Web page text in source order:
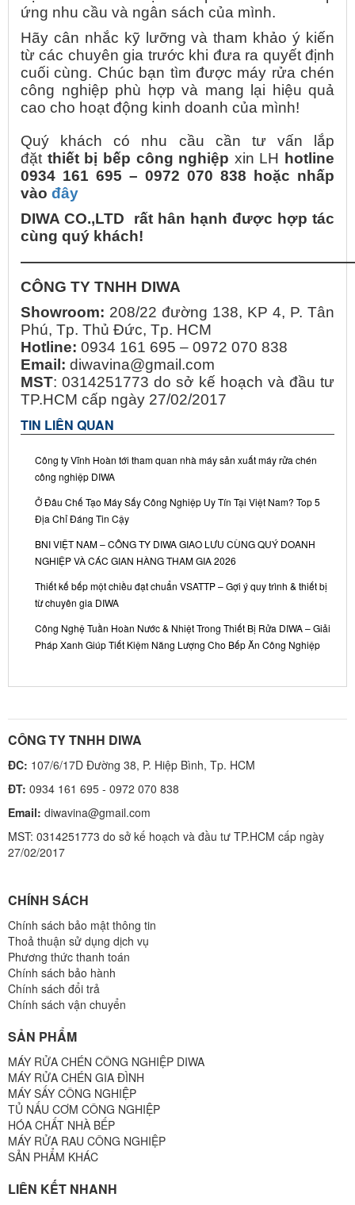
ứng nhu cầu và ngân sách của mình.
Hãy cân nhắc kỹ lưỡng và tham khảo ý kiến
từ các chuyên gia trước khi đưa ra quyết định
cuối cùng. Chúc bạn tìm được máy rửa chén
công nghiệp phù hợp và mang lại hiệu quả
cao cho hoạt động kinh doanh của mình!
Quý khách có nhu cầu cần tư vấn lắp
đặt thiết bị bếp công nghiệp xin LH hotline
0934 161 695 – 0972 070 838 hoặc nhấp
vào đây
DIWA CO.,LTD rất hân hạnh được hợp tác
cùng quý khách!
CÔNG TY TNHH DIWA
Showroom: 208/22 đường 138, KP 4, P. Tân
Phú, Tp. Thủ Đức, Tp. HCM
Hotline: 0934 161 695 – 0972 070 838
Email: diwavina@gmail.com
MST: 0314251773 do sở kế hoạch và đầu tư
TP.HCM cấp ngày 27/02/2017
TIN LIÊN QUAN
Công ty Vĩnh Hoàn tới tham quan nhà máy sản xuất máy rửa chén
công nghiệp DIWA
Ở Đâu Chế Tạo Máy Sấy Công Nghiệp Uy Tín Tại Việt Nam? Top 5
Địa Chỉ Đáng Tin Cậy
BNI VIỆT NAM – CÔNG TY DIWA GIAO LƯU CÙNG QUÝ DOANH
NGHIỆP VÀ CÁC GIAN HÀNG THAM GIA 2026
Thiết kế bếp một chiều đạt chuẩn VSATTP – Gợi ý quy trình & thiết bị
từ chuyên gia DIWA
Công Nghệ Tuần Hoàn Nước & Nhiệt Trong Thiết Bị Rửa DIWA – Giải
Pháp Xanh Giúp Tiết Kiệm Năng Lượng Cho Bếp Ăn Công Nghiệp
CÔNG TY TNHH DIWA
ĐC: 107/6/17D Đường 38, P. Hiệp Bình, Tp. HCM
ĐT: 0934 161 695 - 0972 070 838
Email: diwavina@gmail.com
MST: 0314251773 do sở kế hoạch và đầu tư TP.HCM cấp ngày
27/02/2017
CHÍNH SÁCH
Chính sách bảo mật thông tin
Thoả thuận sử dụng dịch vụ
Phương thức thanh toán
Chính sách bảo hành
Chính sách đổi trả
Chính sách vận chuyển
SẢN PHẨM
MÁY RỬA CHÉN CÔNG NGHIỆP DIWA
MÁY RỬA CHÉN GIA ĐÌNH
MÁY SẤY CÔNG NGHIỆP
TỦ NẤU CƠM CÔNG NGHIỆP
HÓA CHẤT NHÀ BẾP
MÁY RỬA RAU CÔNG NGHIỆP
SẢN PHẨM KHÁC
LIÊN KẾT NHANH